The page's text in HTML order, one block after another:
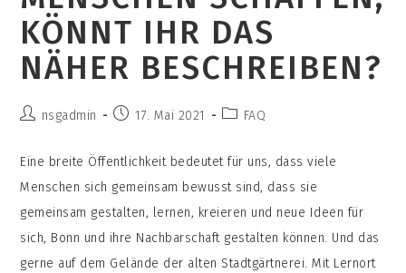
ÖNNT IHR DAS N
ÄHER BESCHREIBEN?
Beitrags-
nsgadmin
Beitrag17. Mai 2021
Beitrags-
FAQ
Eine breite Öffentlichkeit bedeutet für uns, dass viele
Menschen sich gemeinsam bewusst sind, dass sie
gemeinsam gestalten, lernen, kreieren und neue Ideen für
sich, Bonn und ihre Nachbarschaft gestalten können. Und das
gerne auf dem Gelände der alten Stadtgärtnerei. Mit Lernort